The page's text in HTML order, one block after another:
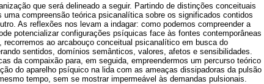
que será delineado a seguir. Partindo de distinções conceituais
compreensão teórica psicanalítica sobre os significados contidos
As reflexões nos levam a indagar: como podemos compreender a
potencializar configurações psíquicas face às fontes contemporâneas
ao arcabouço conceitual psicanalítico em busca do
sentidos, domínios semânticos, valores, afetos e sensibilidades.
da compaixão para, em seguida, empreendermos um percurso teórico
do aparelho psíquico na lida com as ameaças dissipadoras da pulsão
tempo, sem se mostrar impermeável às demandas pulsionais.